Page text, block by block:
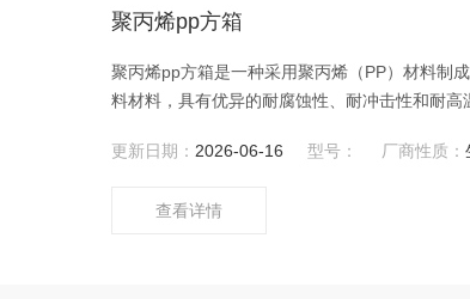
聚丙烯pp方箱
聚丙烯pp方箱是一种采用聚丙烯（PP）材料制
料材料，具有优异的耐腐蚀性、耐冲击性和耐
更新日期： 2026-06-16 型号： 厂商性质：
查看详情